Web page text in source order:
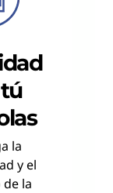
la
y el
la